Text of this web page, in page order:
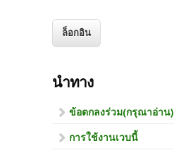
นำทาง
ข้อตกลงร่วม(กรุณาอ่าน)
การใช้งานเวบนี้